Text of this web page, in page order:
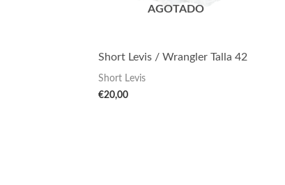
AGOTADO
Short Levis / Wrangler Talla 42
Short Levis
€20,00